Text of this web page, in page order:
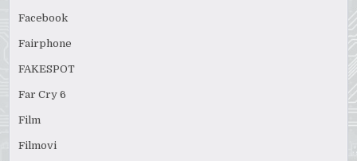
Facebook
Fairphone
FAKESPOT
Far Cry 6
Film
Filmovi